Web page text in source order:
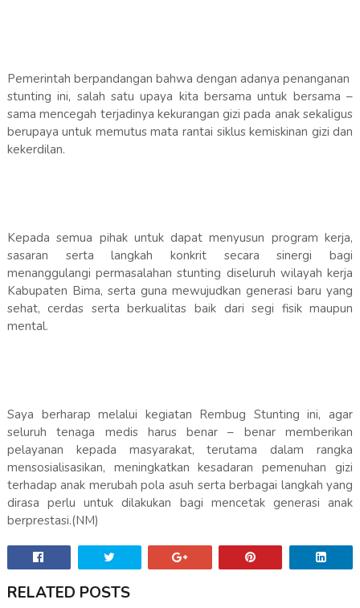
Pemerintah berpandangan bahwa dengan adanya penanganan
stunting ini, salah satu upaya kita bersama untuk bersama –
sama mencegah terjadinya kekurangan gizi pada anak sekaligus
berupaya untuk memutus mata rantai siklus kemiskinan gizi dan
kekerdilan.
Kepada semua pihak untuk dapat menyusun program kerja,
sasaran serta langkah konkrit secara sinergi bagi
menanggulangi permasalahan stunting diseluruh wilayah kerja
Kabupaten Bima, serta guna mewujudkan generasi baru yang
sehat, cerdas serta berkualitas baik dari segi fisik maupun
mental.
Saya berharap melalui kegiatan Rembug Stunting ini, agar
seluruh tenaga medis harus benar – benar memberikan
pelayanan kepada masyarakat, terutama dalam rangka
mensosialisasikan, meningkatkan kesadaran pemenuhan gizi
terhadap anak merubah pola asuh serta berbagai langkah yang
dirasa perlu untuk dilakukan bagi mencetak generasi anak
berprestasi.(NM)
RELATED POSTS